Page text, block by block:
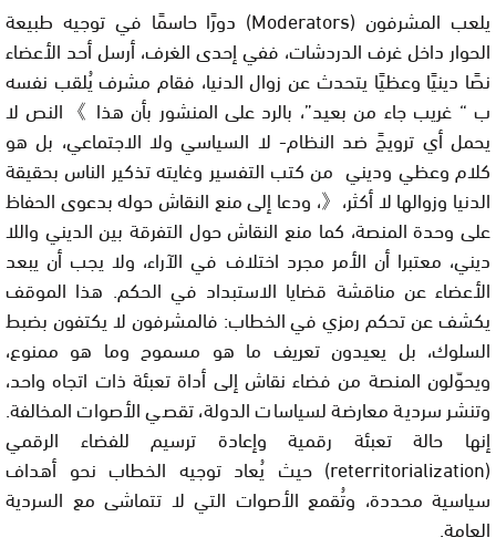
يلعب المشرفون (Moderators) دورًا حاسمًا في توجيه طبيعة
الحوار داخل غرف الدردشات، ففي إحدى الغرف، أرسل أحد الأعضاء
نصًا دينيًا وعظيًا يتحدث عن زوال الدنيا، فقام مشرف يُلقب نفسه
ب “ غريب جاء من بعيد”، بالرد على المنشور بأن هذا 》النص لا
يحمل أي ترويجً ضد النظام- لا السياسي ولا الاجتماعي، بل هو
كلام وعظي وديني من كتب التفسير وغايته تذكير الناس بحقيقة
الدنيا وزوالها لا أكثر،《، ودعا إلى منع النقاش حوله بدعوى الحفاظ
على وحدة المنصة، كما منع النقاش حول التفرقة بين الديني واللا
ديني، معتبرا أن الأمر مجرد اختلاف في الآراء، ولا يجب أن يبعد
الأعضاء عن مناقشة قضايا الاستبداد في الحكم. هذا الموقف
يكشف عن تحكم رمزي في الخطاب: فالمشرفون لا يكتفون بضبط
السلوك، بل يعيدون تعريف ما هو مسموح وما هو ممنوع،
ويحوّلون المنصة من فضاء نقاش إلى أداة تعبئة ذات اتجاه واحد،
وتنشر سردية معارضة لسياسات الدولة، تقصي الأصوات المخالفة.
إنها حالة تعبئة رقمية وإعادة ترسيم للفضاء الرقمي
(reterritorialization) حيث يُعاد توجيه الخطاب نحو أهداف
سياسية محددة، وتُقمع الأصوات التي لا تتماشى مع السردية
العامة.